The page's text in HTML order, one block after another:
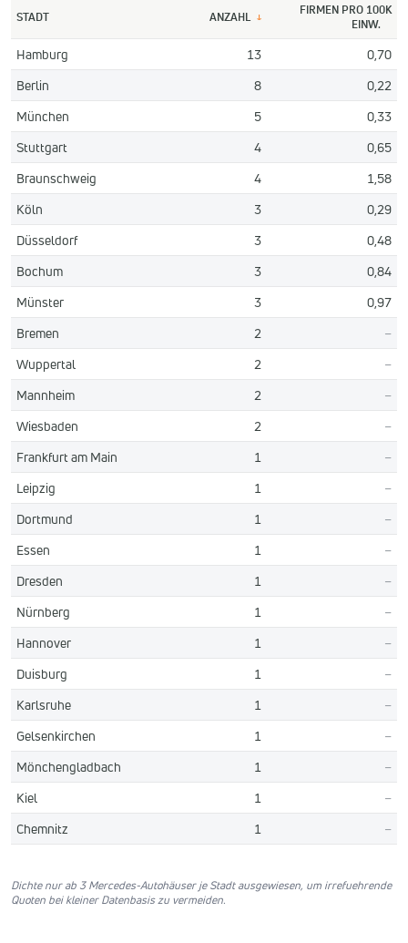
STADT ANZAHL ↓
FIRMEN PRO 100K
EINW.
Hamburg 13
0,70
Berlin
8
0,22
München
5
0,33
Stuttgart
4
0,65
Braunschweig
4
1,58
Köln
3
0,29
Düsseldorf
3
0,48
Bochum
3
0,84
Münster
3
0,97
Bremen
2
–
Wuppertal
2
–
Mannheim
2
–
Wiesbaden
2
–
Frankfurt am Main
1
–
Leipzig
1
–
Dortmund
1
–
Essen
1
–
Dresden
1
–
Nürnberg
1
–
Hannover
1
–
Duisburg
1
–
Karlsruhe
1
–
Gelsenkirchen
1
–
Mönchengladbach
1
–
Kiel
1
–
Chemnitz
1 –
Dichte nur ab 3 Mercedes-Autohäuser je Stadt ausgewiesen, um irrefuehrende
Quoten bei kleiner Datenbasis zu vermeiden.